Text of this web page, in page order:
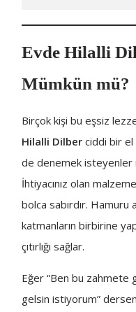
Evde Hilalli
Mümkün mü?
Birçok kişi bu eşsiz
Hilalli Dilber ciddi bir
de denemek isteyenler
İhtiyacınız olan
bolca sabırdır. Hamuru
katmanların birbirine
çıtırlığı sağlar.
Eğer “Ben bu zahmete
gelsin istiyorum”